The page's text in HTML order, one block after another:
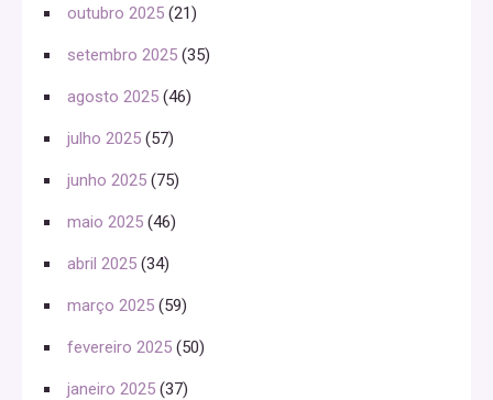
outubro 2025 (21)
setembro 2025 (35)
agosto 2025 (46)
julho 2025 (57)
junho 2025 (75)
maio 2025 (46)
abril 2025 (34)
março 2025 (59)
fevereiro 2025 (50)
janeiro 2025 (37)